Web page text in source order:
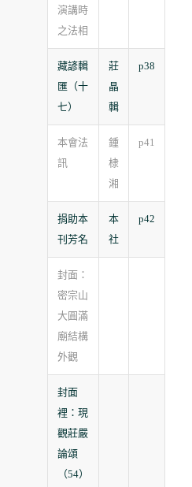
演講時
之法相
藏諺輯
匯（十
七）
莊
晶
輯
p38
本會法
訊
鍾
棣
湘
p41
捐助本
刊芳名
本
社
p42
封面：
密宗山
大圓滿
廟結構
外觀
封面
裡：現
觀莊嚴
論頌
（54）